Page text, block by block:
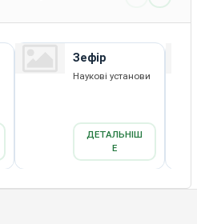
Зефір
Наукові установи
ДЕТАЛЬНІШ
Е